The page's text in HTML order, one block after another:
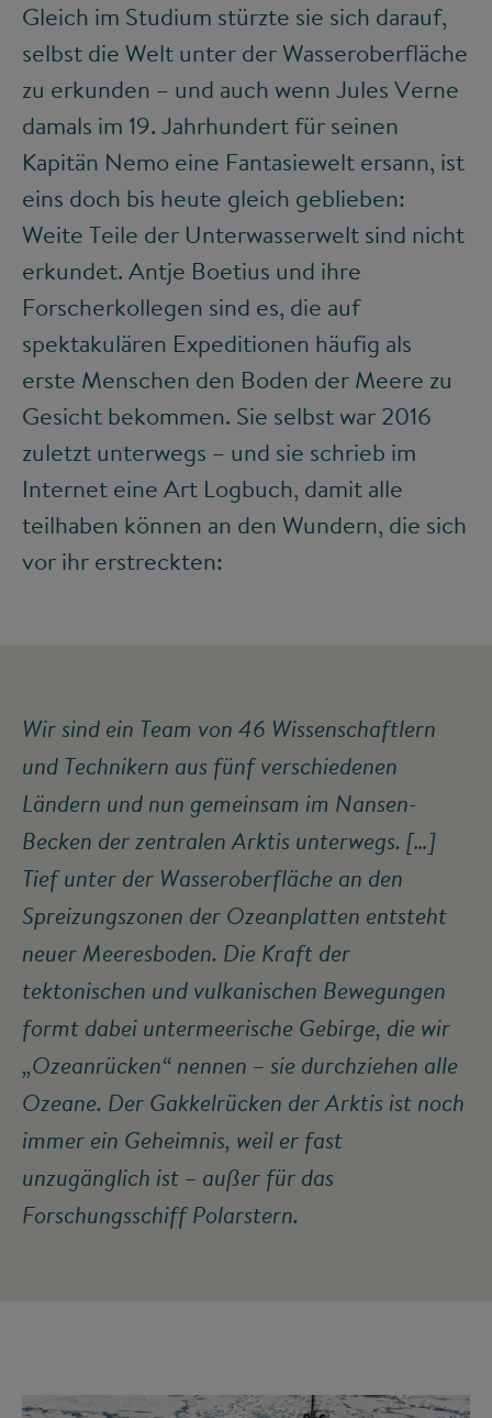
Gleich im Studium stürzte sie sich darauf,
selbst die Welt unter der Wasseroberfläche
zu erkunden – und auch wenn Jules Verne
damals im 19. Jahrhundert für seinen
Kapitän Nemo eine Fantasiewelt ersann, ist
eins doch bis heute gleich geblieben:
Weite Teile der Unterwasserwelt sind nicht
erkundet. Antje Boetius und ihre
Forscherkollegen sind es, die auf
spektakulären Expeditionen häufig als
erste Menschen den Boden der Meere zu
Gesicht bekommen. Sie selbst war 2016
zuletzt unterwegs – und sie schrieb im
Internet eine Art Logbuch, damit alle
teilhaben können an den Wundern, die sich
vor ihr erstreckten:
Wir sind ein Team von 46 Wissenschaftlern
und Technikern aus fünf verschiedenen
Ländern und nun gemeinsam im Nansen-
Becken der zentralen Arktis unterwegs. […]
Tief unter der Wasseroberfläche an den
Spreizungszonen der Ozeanplatten entsteht
neuer Meeresboden. Die Kraft der
tektonischen und vulkanischen Bewegungen
formt dabei untermeerische Gebirge, die wir
„Ozeanrücken“ nennen – sie durchziehen alle
Ozeane. Der Gakkelrücken der Arktis ist noch
immer ein Geheimnis, weil er fast
unzugänglich ist – außer für das
Forschungsschiff Polarstern.